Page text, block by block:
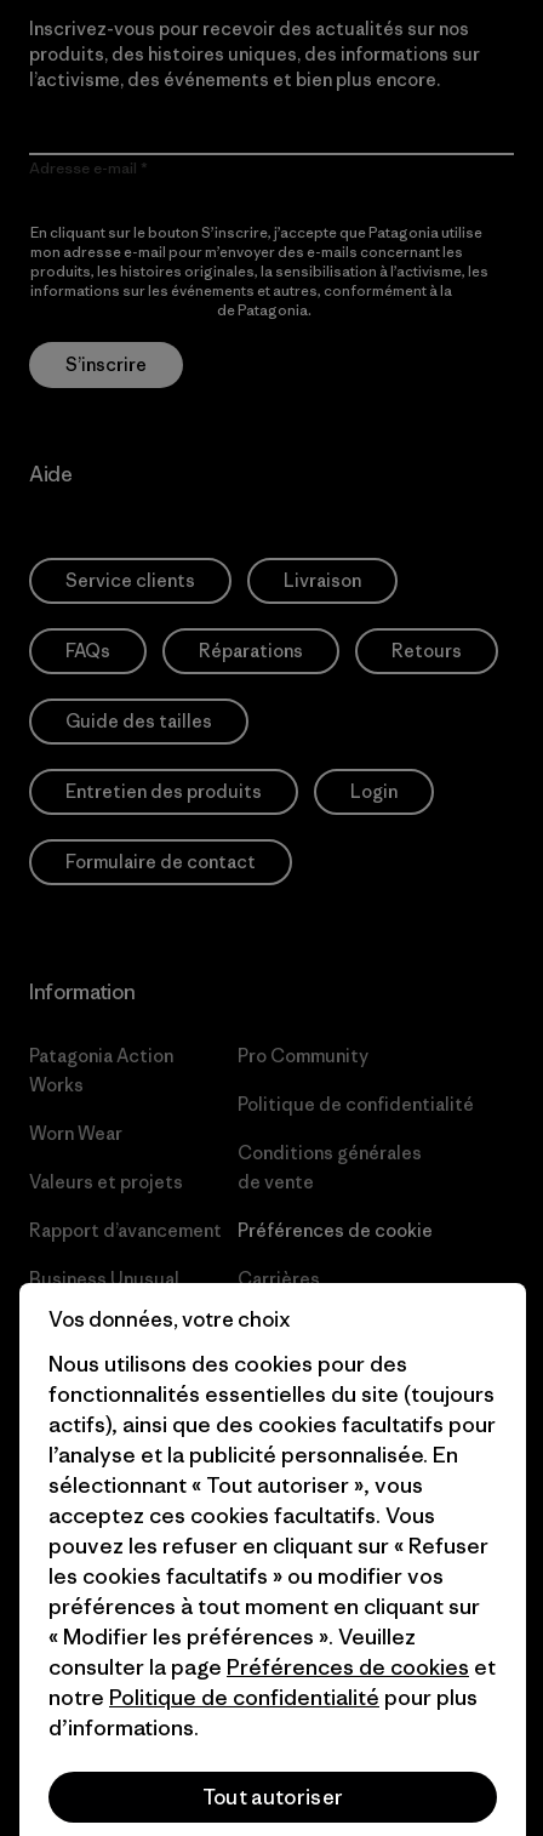
Inscrivez-vous pour recevoir des actualités sur nos
produits, des histoires uniques, des informations sur
l’activisme, des événements et bien plus encore.
Adresse e-mail
En cliquant sur le bouton S’inscrire, j’accepte que Patagonia utilise
mon adresse e-mail pour m’envoyer des e-mails concernant les
produits, les histoires originales, la sensibilisation à l’activisme, les
informations sur les événements et autres, conformément à la
de Patagonia.
S’inscrire
Aide
Service clients Livraison
FAQs Réparations Retours
Guide des tailles
Entretien des produits Login
Formulaire de contact
Information
Patagonia Action
Works
Worn Wear
Valeurs et projets
Rapport d’avancement
Business Unusual
Objectifs climatiques
1% For The Planet
Comment nous
finançons
Nos magasins
Pro Community
Politique de confidentialité
Conditions générales
de vente
Préférences de cookie
Carrières
Presse et media
Industry program
Programme d’affiliation
Patagonia Luxembourg Plan du
site
© 2026 Patagonia, Inc. All Rights Reserved.
français
Vos données, votre choix
Nous utilisons des cookies pour des
fonctionnalités essentielles du site (toujours
actifs), ainsi que des cookies facultatifs pour
l’analyse et la publicité personnalisée. En
sélectionnant « Tout autoriser », vous
acceptez ces cookies facultatifs. Vous
pouvez les refuser en cliquant sur « Refuser
les cookies facultatifs » ou modifier vos
préférences à tout moment en cliquant sur
« Modifier les préférences ». Veuillez
consulter la page Préférences de cookies et
notre Politique de confidentialité pour plus
d’informations.
Tout autoriser